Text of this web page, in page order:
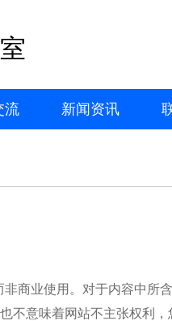
流 新闻资讯
商业使用。对于内容中所
不意味着网站不主张权利